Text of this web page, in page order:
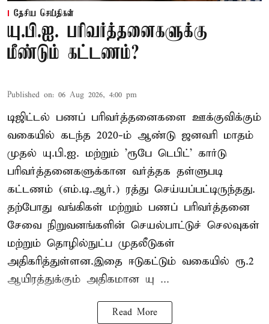
தேசிய செய்திகள்
யு.பி.ஐ. பரிவர்த்தனைகளுக்கு
மீண்டும் கட்டணம்?
Published on: 06 Aug 2026, 4:00 pm
டிஜிட்டல் பணப் பரிவர்த்தனைகளை ஊக்குவிக்கும்
வகையில் கடந்த 2020-ம் ஆண்டு ஜனவரி மாதம்
முதல் யு.பி.ஐ. மற்றும் 'ரூபே டெபிட்' கார்டு
பரிவர்த்தனைகளுக்கான வர்த்தக தள்ளுபடி
கட்டணம் (எம்.டி.ஆர்.) ரத்து செய்யப்பட்டிருந்தது.
தற்போது வங்கிகள் மற்றும் பணப் பரிவர்த்தனை
சேவை நிறுவனங்களின் செயல்பாட்டுச் செலவுகள்
மற்றும் தொழில்நுட்ப முதலீடுகள்
அதிகரித்துள்ளன.இதை ஈடுகட்டும் வகையில் ரூ.2
ஆயிரத்துக்கும் அதிகமான யு ...
Read More